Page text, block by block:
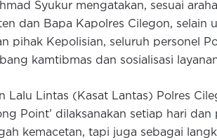
Syukur mengatakan, sesuai
dan Bapa Kapolres Cilegon, selain
pihak Kepolisian, seluruh personel
kamtibmas dan sosialisasi
Lalu Lintas (Kasat Lantas) Polres
Point’ dilaksanakan setiap hari
kemacetan, tapi juga sebagai